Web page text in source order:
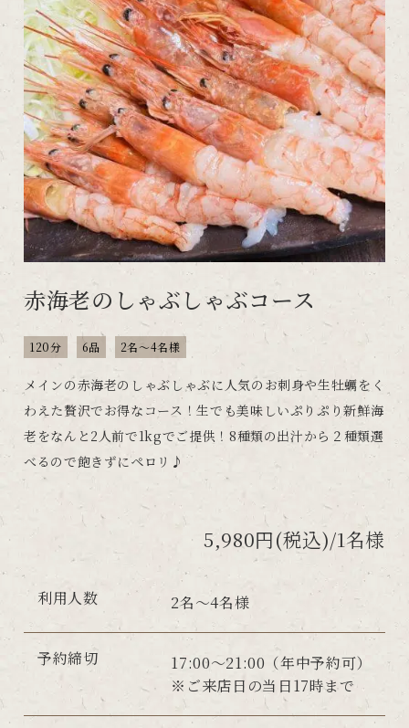
赤海老のしゃぶしゃぶコース
120分 6品 2名～4名様
メインの赤海老のしゃぶしゃぶに人気のお刺身や生牡蠣をく
わえた贅沢でお得なコース！生でも美味しいぷりぷり新鮮海
老をなんと2人前で1kgでご提供！8種類の出汁から２種類選
べるので飽きずにペロリ♪
5,980円(税込)/1名様
利用人数 2名～4名様
予約締切
17:00～21:00（年中予約可）
※ご来店日の当日17時まで